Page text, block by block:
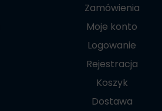
Zamówienia
Moje konto
Logowanie
Rejestracja
Koszyk
Dostawa